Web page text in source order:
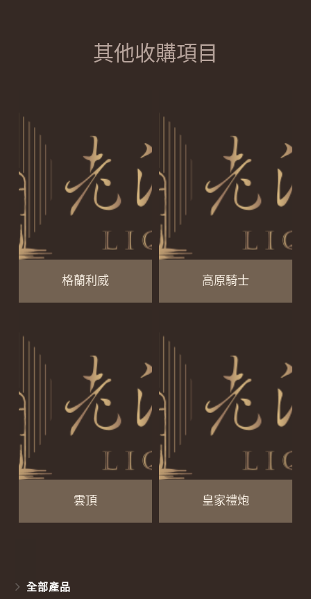
其他收購項目
格蘭利威 高原騎士
雲頂 皇家禮炮
全部產品